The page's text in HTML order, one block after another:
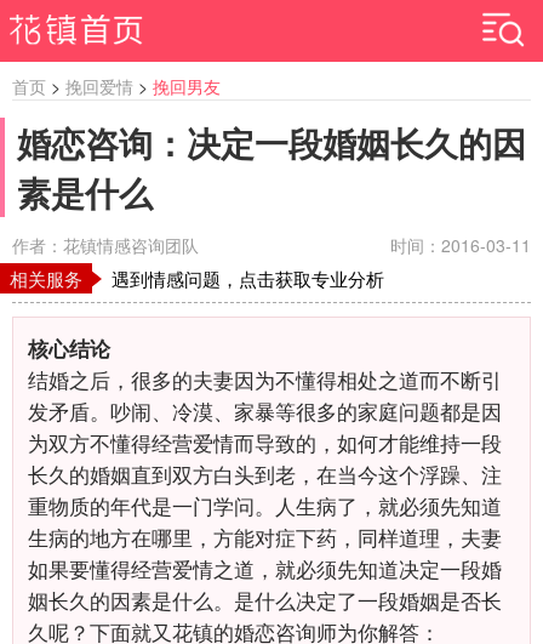
首页 > 挽回爱情 > 挽回男友
婚恋咨询：决定一段婚姻长久的因
素是什么
作者：花镇情感咨询团队 时间：2016-03-11
相关服务 遇到情感问题，点击获取专业分析
核心结论
结婚之后，很多的夫妻因为不懂得相处之道而不断引
发矛盾。吵闹、冷漠、家暴等很多的家庭问题都是因
为双方不懂得经营爱情而导致的，如何才能维持一段
长久的婚姻直到双方白头到老，在当今这个浮躁、注
重物质的年代是一门学问。人生病了，就必须先知道
生病的地方在哪里，方能对症下药，同样道理，夫妻
如果要懂得经营爱情之道，就必须先知道决定一段婚
姻长久的因素是什么。是什么决定了一段婚姻是否长
久呢？下面就又花镇的婚恋咨询师为你解答：